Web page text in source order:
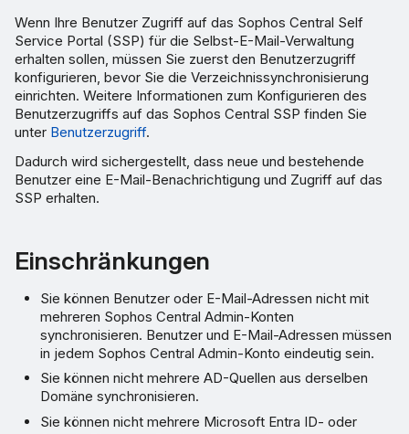
Wenn Ihre Benutzer Zugriff auf das Sophos Central Self
Service Portal (SSP) für die Selbst-E-Mail-Verwaltung
erhalten sollen, müssen Sie zuerst den Benutzerzugriff
konfigurieren, bevor Sie die Verzeichnissynchronisierung
einrichten. Weitere Informationen zum Konfigurieren des
Benutzerzugriffs auf das Sophos Central SSP finden Sie
unter Benutzerzugriff.
Dadurch wird sichergestellt, dass neue und bestehende
Benutzer eine E-Mail-Benachrichtigung und Zugriff auf das
SSP erhalten.
Einschränkungen
Sie können Benutzer oder E-Mail-Adressen nicht mit
mehreren Sophos Central Admin-Konten
synchronisieren. Benutzer und E-Mail-Adressen müssen
in jedem Sophos Central Admin-Konto eindeutig sein.
Sie können nicht mehrere AD-Quellen aus derselben
Domäne synchronisieren.
Sie können nicht mehrere Microsoft Entra ID- oder